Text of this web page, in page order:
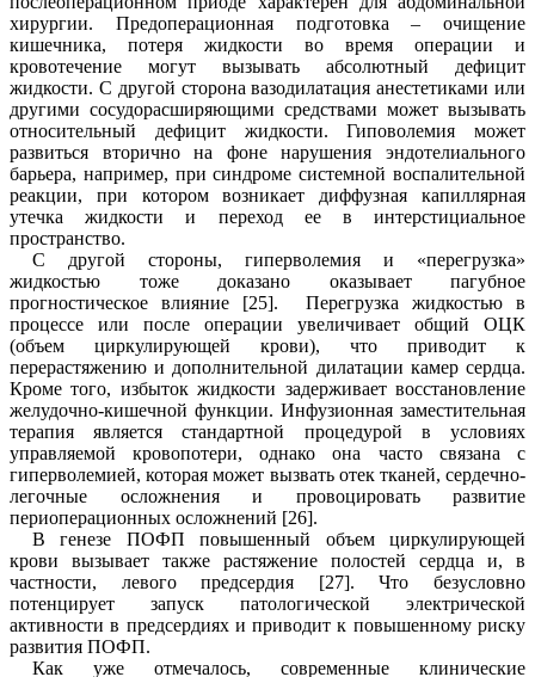
хирургии. Предоперационная подготовка – очищение
кишечника, потеря жидкости во время операции и
кровотечение могут вызывать абсолютный дефицит
жидкости. С другой сторона вазодилатация анестетиками или
другими сосудорасширяющими средствами может вызывать
относительный дефицит жидкости. Гиповолемия может
развиться вторично на фоне нарушения эндотелиального
барьера, например, при синдроме системной воспалительной
реакции, при котором возникает диффузная капиллярная
утечка жидкости и переход ее в интерстициальное
пространство.
С другой стороны, гиперволемия и «перегрузка»
жидкостью тоже доказано оказывает пагубное
прогностическое влияние [25]. Перегрузка жидкостью в
процессе или после операции увеличивает общий ОЦК
(объем циркулирующей крови), что приводит к
перерастяжению и дополнительной дилатации камер сердца.
Кроме того, избыток жидкости задерживает восстановление
желудочно-кишечной функции. Инфузионная заместительная
терапия является стандартной процедурой в условиях
управляемой кровопотери, однако она часто связана с
гиперволемией, которая может вызвать отек тканей, сердечно-
легочные осложнения и провоцировать развитие
периоперационных осложнений [26].
В генезе ПОФП повышенный объем циркулирующей
крови вызывает также растяжение полостей сердца и, в
частности, левого предсердия [27]. Что безусловно
потенцирует запуск патологической электрической
активности в предсердиях и приводит к повышенному риску
развития ПОФП.
Как уже отмечалось, современные клинические